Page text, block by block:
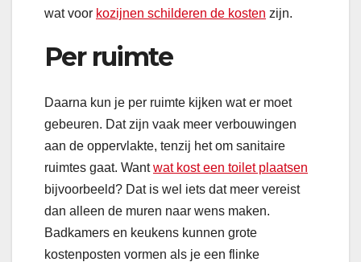
wat voor kozijnen schilderen de kosten zijn.
Per ruimte
Daarna kun je per ruimte kijken wat er moet
gebeuren. Dat zijn vaak meer verbouwingen
aan de oppervlakte, tenzij het om sanitaire
ruimtes gaat. Wantwat kost een toilet plaatsen
bijvoorbeeld? Dat is wel iets dat meer vereist
dan alleen de muren naar wens maken.
Badkamers en keukens kunnen grote
kostenposten vormen als je een flinke